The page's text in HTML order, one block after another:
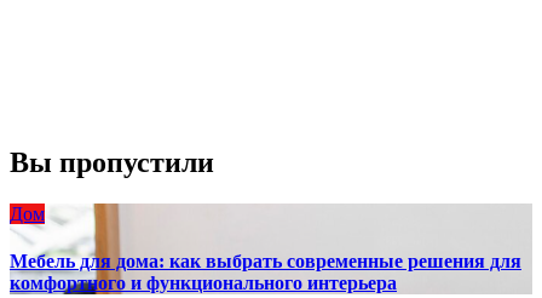
Вы пропустили
Дом
Мебель для дома: как выбрать современные решения для
комфортного и функционального интерьера